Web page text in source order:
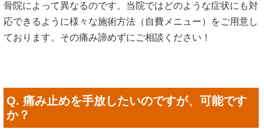
骨院によって異なるのです。当院ではどのような症状にも対
応できるように様々な施術方法（自費メニュー）をご用意し
ております。その痛み諦めずにご相談ください！
Q. 痛み止めを手放したいのですが、可能です
か？